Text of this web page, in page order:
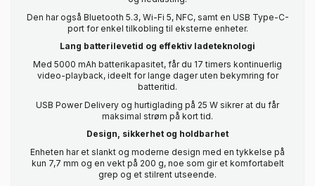
Den har også Bluetooth 5.3, Wi-Fi 5, NFC, samt en USB Type-C-
port for enkel tilkobling til eksterne enheter.
Lang batterilevetid og effektiv ladeteknologi
Med 5000 mAh batterikapasitet, får du 17 timers kontinuerlig
video-playback, ideelt for lange dager uten bekymring for
batteritid.
USB Power Delivery og hurtiglading på 25 W sikrer at du får
maksimal strøm på kort tid.
Design, sikkerhet og holdbarhet
Enheten har et slankt og moderne design med en tykkelse på
kun 7,7 mm og en vekt på 200 g, noe som gir et komfortabelt
grep og et stilrent utseende.